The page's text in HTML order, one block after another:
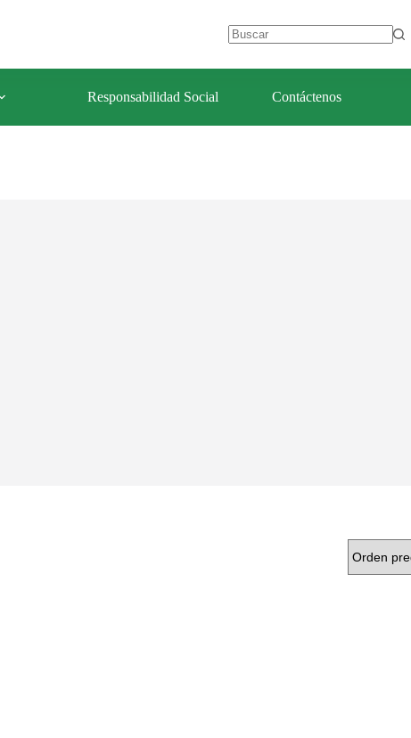
celulaforestal@celulaforestal.com 09:00am / 6:00pm
resultados
Responsabilidad Social Contáctenos